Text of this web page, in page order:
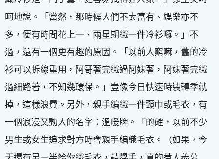
呵地說。「當然，那時候人們不太富有、娛樂亦不
多，便有時間花上一、兩星期織一件冷衫囉。」不
過，還有一個更有趣的原因。「以前人窮嘛，舊的冷
衫可以拆線重用，阿哥著完織過阿妹著，阿妹著完織
過細路著，不知幾環保。」豈像今日快速時裝轉季就
掉，這樣浪費。另外，親手編織一件頸巾或毛衣，有
一個浪漫又動人的名字：溫暖牌。「的確，以前不少
男生或女生追求對方時會親手編織毛衣。（如果，今